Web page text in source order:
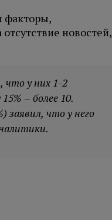
факторы,
новостей,
что у них 1-2
– более 10.
что у него